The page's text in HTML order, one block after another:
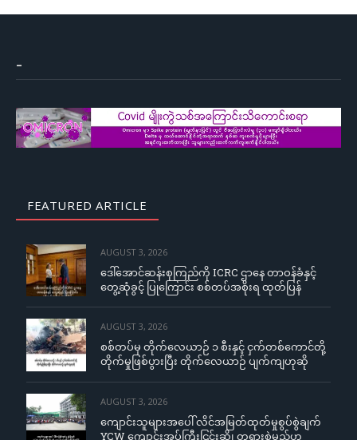
–
FEATURED ARTICLE
AUGUST 3, 2026
ဒေါ်အောင်ဆန်းစုကြည်ကို ICRC ဌာနေ တာဝန်ခံနှင့်
တွေ့ဆုံခွင့် ပြုကြောင်း စစ်တပ်အစိုးရ ထုတ်ပြန်
AUGUST 3, 2026
စစ်တပ်မှ တိုက်လေယာဉ် ၁ စီးနှင့် ငှက်တစ်ကောင်တို့
တိုက်မှုဖြစ်ပွားပြီး တိုက်လေယာဉ် ပျက်ကျဟုဆို
AUGUST 3, 2026
ကျောင်းသူများအပေါ် လိင်အမြတ်ထုတ်မှုစွပ်စွဲချက်
YCW ကျောင်းအုပ်ကြီးငြင်းဆို၊ တရားစွဲမည်ဟု